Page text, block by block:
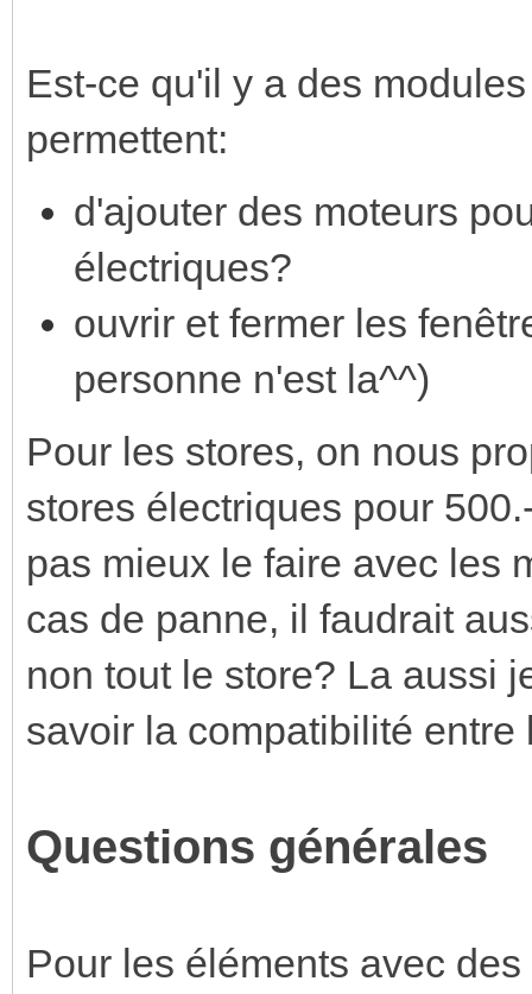
Est-ce qu'il y a des
permettent:
d'ajouter des moteurs
électriques?
ouvrir et fermer les
personne n'est la^^)
Pour les stores, on nous
stores électriques pour
pas mieux le faire avec les
cas de panne, il faudrait
non tout le store? La aussi
savoir la compatibilité entre
Questions générales
Pour les éléments avec